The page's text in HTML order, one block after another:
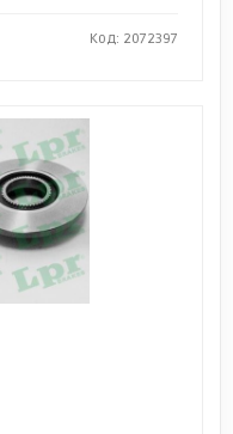
Код: 2072397